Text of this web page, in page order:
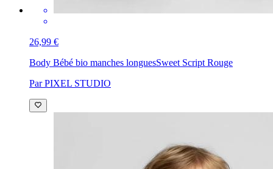
26,99 €
Body Bébé bio manches longuesSweet Script Rouge
Par PIXEL STUDIO